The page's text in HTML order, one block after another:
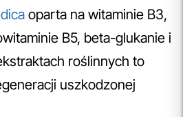
oparta na witaminie B3,
B5, beta-glukanie i
roślinnych to
uszkodzonej